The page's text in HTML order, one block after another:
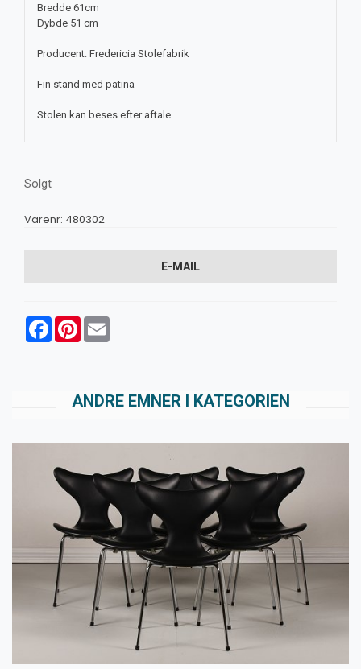
Bredde 61cm
Dybde 51 cm
Producent: Fredericia Stolefabrik
Fin stand med patina
Stolen kan beses efter aftale
Solgt
Varenr: 480302
E-MAIL
FacebookPinterest
ANDRE EMNER I KATEGORIEN